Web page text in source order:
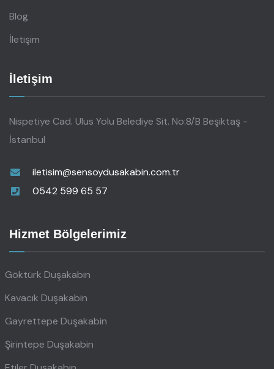
Blog
İletişim
İletişim
Nispetiye Cad. Ulus Yolu Belediye Sit. No:8/B Beşiktaş -
İstanbul
iletisim@sensoydusakabin.com.tr
0542 599 65 57
Hizmet Bölgelerimiz
Göktürk Duşakabin
Kavacık Duşakabin
Gayrettepe Duşakabin
Şirintepe Duşakabin